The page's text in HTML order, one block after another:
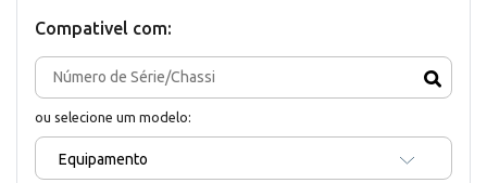
Compativel com:
ou selecione um modelo:
Equipamento